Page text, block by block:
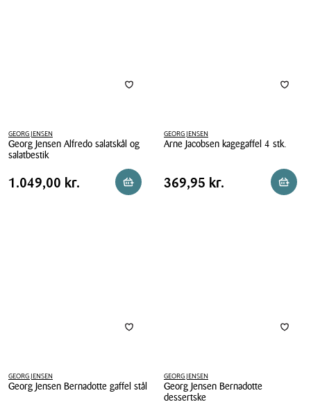
GEORG JENSEN
Georg Jensen Alfredo salatskål og
salatbestik
Georg
Jensen
Pris
Pris 1.049,00 kr.
1.049,00 kr. Reservér i butik
GEORG JENSEN
Arne Jacobsen kagegaffel 4 stk.
Jacobsen
kagegaffel
Pris
Pris 369,95 kr.
369,95 kr.
GEORG JENSEN
Georg Jensen Bernadotte gaffel stål
GEORG JENSEN
Georg Jensen Bernadotte
dessertske